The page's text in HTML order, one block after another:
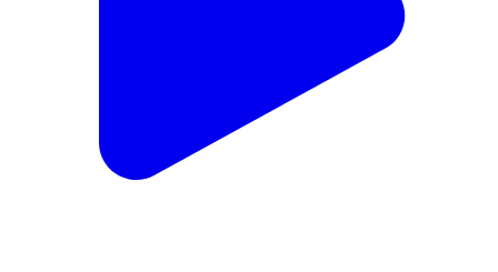
लोकतांत्रिक मूल्यों के साथ छात्रसंघ का शपथ ग्रहण, डॉ. उदय